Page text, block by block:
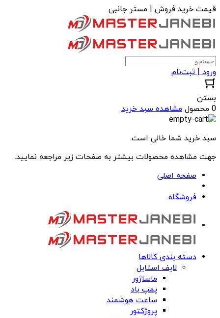
قیمت خرید فروش | مستر جانبی
ورود | ثبت‌نام
بستن
0 محصول
مشاهده سبد خرید
سبد خرید شما خالی است.
جهت مشاهده محصولات بیشتر به صفحات زیر مراجعه نمایید.
صفحه اصلی
فروشگاه
دسته بندی کالاها
لایف استایل
ماساژور
پمپ باد
ساعت هوشمند
پروژکتور